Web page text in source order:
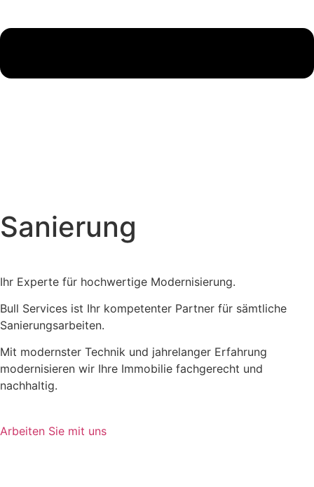
Sanierung
Ihr Experte für hochwertige Modernisierung.
Bull Services ist Ihr kompetenter Partner für sämtliche
Sanierungsarbeiten.
Mit modernster Technik und jahrelanger Erfahrung
modernisieren wir Ihre Immobilie fachgerecht und
nachhaltig.
Arbeiten Sie mit uns